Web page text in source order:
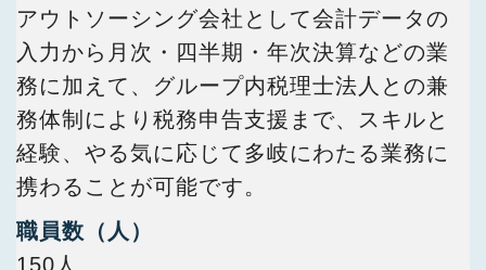
アウトソーシング会社として会計データの
入力から月次・四半期・年次決算などの業
務に加えて、グループ内税理士法人との兼
務体制により税務申告支援まで、スキルと
経験、やる気に応じて多岐にわたる業務に
携わることが可能です。
職員数（人）
150人